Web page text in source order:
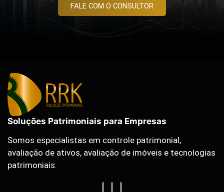
FALE COM O CONSULTOR
Soluções Patrimoniais para Empresas
Somos especialistas em controle patrimonial,
avaliação de ativos, avaliação de imóveis e tecnologias
patrimoniais.